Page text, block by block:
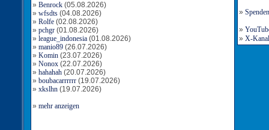
» Benrock (05.08.2026)
» wfsdts (04.08.2026)
» Rolfe (02.08.2026)
» pchgr (01.08.2026)
» league_indonesia (01.08.2026)
» manio89 (26.07.2026)
» Komin (23.07.2026)
» Nonox (22.07.2026)
» hahahah (20.07.2026)
» boubacarrrrrr (19.07.2026)
» xkslhn (19.07.2026)
» mehr anzeigen
» Spenden
»
» X-